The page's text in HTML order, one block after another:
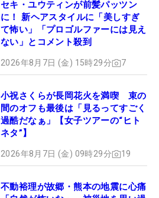
セキ・ユウティンが前髪パッツン
に！ 新ヘアスタイルに「美しすぎ
て怖い」「プロゴルファーには見え
ない」とコメント殺到
2026年8月7日 (金) 15時29分 7
小祝さくらが長岡花火を満喫 束の
間のオフも最後は「見るってすごく
過酷だなぁ」【女子ツアーの“ヒト
ネタ”】
2026年8月7日 (金) 09時29分 19
不動裕理が故郷・熊本の地震に心痛